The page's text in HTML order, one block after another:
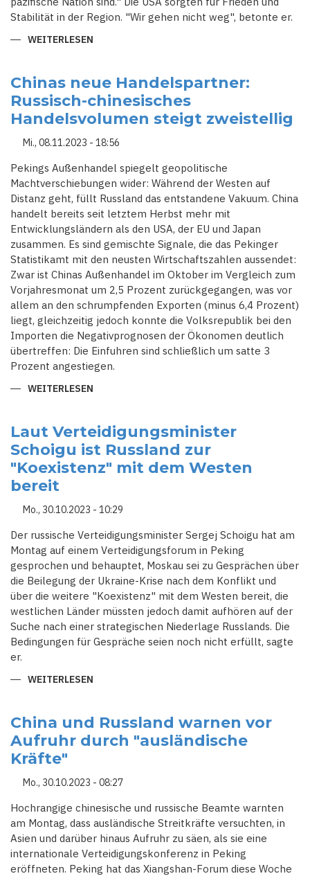
Stabilität in der Region. "Wir gehen nicht weg", betonte er.
WEITERLESEN
TREFFEN
MIT
CHINAS
XI
US-
FÜHRUNGSANSPRUCH
IM
PAZIFIKRAUM
Chinas neue Handelspartner:
Russisch-chinesisches
Handelsvolumen steigt zweistellig
Mi., 08.11.2023 - 18:56
Pekings Außenhandel spiegelt geopolitische
Machtverschiebungen wider: Während der Westen auf
Distanz geht, füllt Russland das entstandene Vakuum. China
handelt bereits seit letztem Herbst mehr mit
Entwicklungs­ländern als den USA, der EU und Japan
zusammen. Es sind gemischte Signale, die das Pekinger
Statistikamt mit den neusten Wirtschafts­zahlen aussendet:
Zwar ist Chinas Außenhandel im Oktober im Vergleich zum
Vorjahres­monat um 2,5 Prozent zurückgegangen, was vor
allem an den schrumpfenden Exporten (minus 6,4 Prozent)
liegt, gleichzeitig jedoch konnte die Volksrepublik bei den
Importen die Negativ­prognosen der Ökonomen deutlich
übertreffen: Die Einfuhren sind schließlich um satte 3
Prozent angestiegen.
WEITERLESEN
RUSSISCH-
CHINESISCHES
HANDELSVOLUMEN
STEIGT
ZWEISTELLIG
Laut Verteidigungsminister
Schoigu ist Russland zur
"Koexistenz" mit dem Westen
bereit
Mo., 30.10.2023 - 10:29
Der russische Verteidigungsminister Sergej Schoigu hat am
Montag auf einem Verteidigungsforum in Peking
gesprochen und behauptet, Moskau sei zu Gesprächen über
die Beilegung der Ukraine-Krise nach dem Konflikt und
über die weitere "Koexistenz" mit dem Westen bereit, die
westlichen Länder müssten jedoch damit aufhören auf der
Suche nach einer strategischen Niederlage Russlands. Die
Bedingungen für Gespräche seien noch nicht erfüllt, sagte
er.
WEITERLESEN
IST
RUSSLAND
ZUR
"KOEXISTENZ"
WESTEN
BEREIT
China und Russland warnen vor
Aufruhr durch "ausländische
Kräfte"
Mo., 30.10.2023 - 08:27
Hochrangige chinesische und russische Beamte warnten
am Montag, dass ausländische Streitkräfte versuchten, in
Asien und darüber hinaus Aufruhr zu säen, als sie eine
internationale Verteidigungskonferenz in Peking
eröffneten. Peking hat das Xiangshan-Forum diese Woche